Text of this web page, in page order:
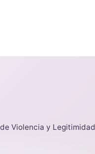
Violencia y Legitimidad